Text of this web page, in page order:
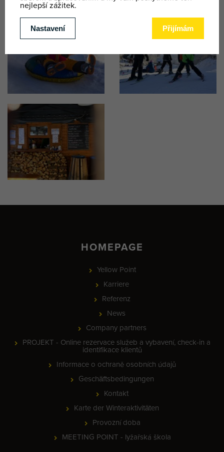
HOMEPAGE
Yellow Point
Karriere
Referenz
News
Company partners
PROJEKT - Online rezervace služeb a vybavení, check-in a
identifikace klientů
Informace o ochraně osobních údajů
Geschäftsbedingungen
Kontakt
Karte der Winteraktivitäten
Provozní doba
MEETING POINT - lyžařská škola